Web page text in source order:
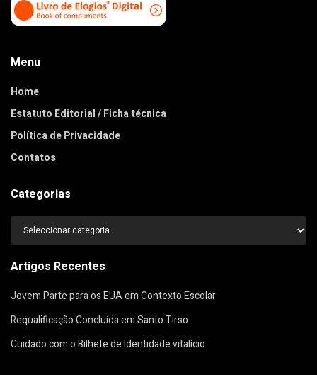
Menu
Home
Estatuto Editorial / Ficha técnica
Política de Privacidade
Contatos
Categorias
Categorias
Artigos Recentes
Jovem Parte para os EUA em Contexto Escolar
Requalificação Concluída em Santo Tirso
Cuidado com o Bilhete de Identidade vitalício